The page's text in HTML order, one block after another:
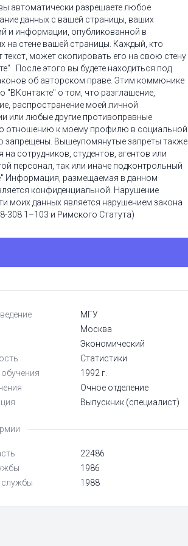
автоматически разрешаете любое
данных с вашей страницы, ваших
и информации, опубликованной в
на стене вашей страницы. Каждый, кто
текст, может скопировать его на свою стену
. После этого вы будете находиться под
об авторском праве. Этим коммюнике
"ВКонтакте" о том, что разглашение,
распространение моей личной
или любые другие противоправные
отношению к моему профилю в социальной
запрещены. Вышеупомянутые запреты также
на сотрудников, студентов, агентов или
персонал, так или иначе подконтрольный
Информация, размещаемая в данном
конфиденциальной. Нарушение
моих данных является нарушением закона
308 1–103 и Римского Статута)
МГУ
Москва
Экономический
Статистики
1992 г.
Очное отделение
Выпускник (специалист)
22486
1986
службы
1988